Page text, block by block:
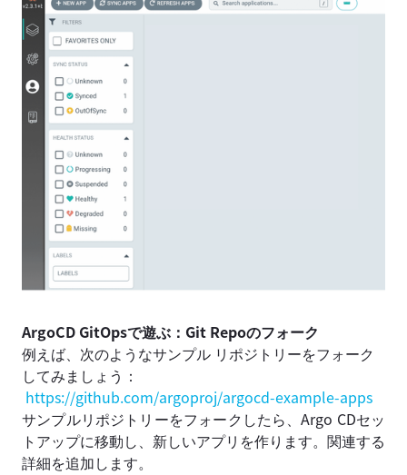
ArgoCD GitOpsで遊ぶ：Git Repoのフォーク
例えば、次のようなサンプル リポジトリーをフォーク
してみましょう：
https://github.com/argoproj/argocd-example-apps
サンプルリポジトリーをフォークしたら、Argo CDセッ
トアップに移動し、新しいアプリを作ります。関連する
詳細を追加します。